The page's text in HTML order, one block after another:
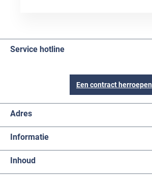
Service hotline
Een contract herroepen
Adres
Informatie
Inhoud